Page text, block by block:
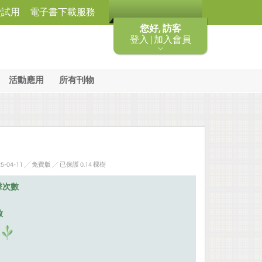
您好, 訪客
登入 | 加入會員
用 電子書下載服務
活動應用 所有刊物
04-11 ╱ 免費版 ╱ 已保護 0.14 棵樹
次數